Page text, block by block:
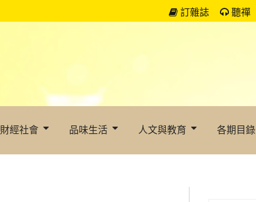
訂雜誌 聽禪
財經社會 品味生活 人文與教育 各期目錄